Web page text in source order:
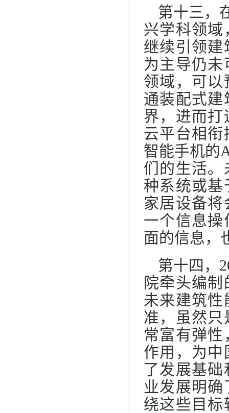
第十三，
兴学科领域
继续引领建
为主导仍
领域，可以
通装配式建
界，进而打
云平台相衔
智能手机的
们的生活。
种系统或基
家居设备
一个信息操
面的信息，
第十四，
院牵头编
未来建筑性
准，虽然只
常富有弹
作用，为中
了发展基
业发展明
绕这些目标